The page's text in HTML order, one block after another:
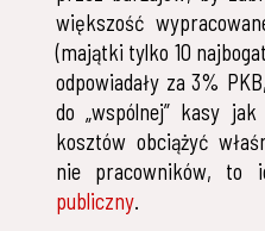
większość
(majątki tylko 10
odpowiadały za 3%
do „wspólnej” kasy
kosztów obciążyć
nie pracowników, to
publiczny.